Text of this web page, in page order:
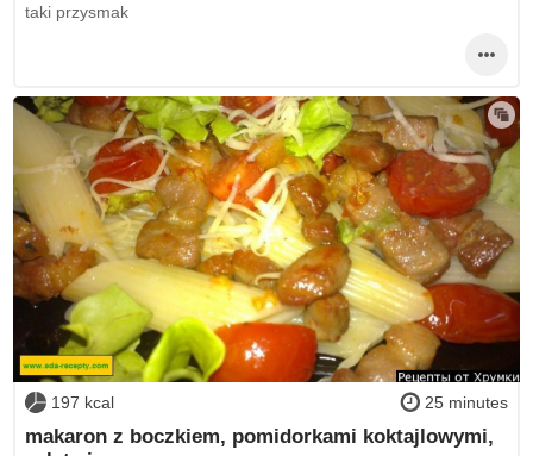
taki przysmak
197 kcal 25 minutes
makaron z boczkiem, pomidorkami koktajlowymi,